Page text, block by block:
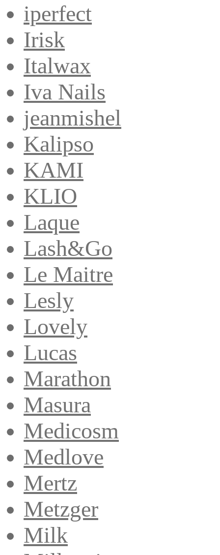
iperfect
Irisk
Italwax
Iva Nails
jeanmishel
Kalipso
KAMI
KLIO
Laque
Lash&Go
Le Maitre
Lesly
Lovely
Lucas
Marathon
Masura
Medicosm
Medlove
Mertz
Metzger
Milk